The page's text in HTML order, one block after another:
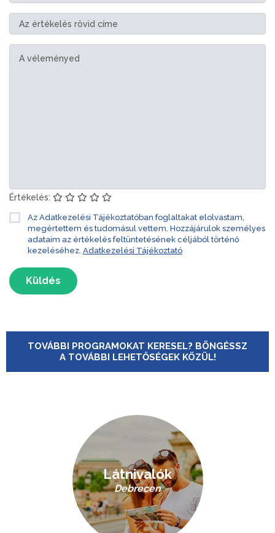
Értékelés:
Az Adatkezelési Tájékoztatóban foglaltakat elolvastam,
megértettem és tudomásul vettem. Hozzájárulok személyes
adataim az értékelés feltüntetésének céljából történő
kezeléséhez. Adatkezelési Tájékoztató
Küldés
TOVÁBBI PROGRAMOKAT KERESEL? BÖNGÉSSZ
A TOVÁBBI LEHETŐSÉGEK KÖZÜL!
Látnivalók
Debrecen